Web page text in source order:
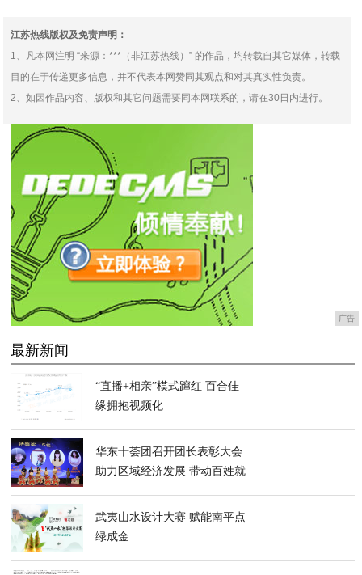
江苏热线版权及免责声明：
1、凡本网注明 “来源：***（非江苏热线）” 的作品，均转载自其它媒体，转载
目的在于传递更多信息，并不代表本网赞同其观点和对其真实性负责。
2、如因作品内容、版权和其它问题需要同本网联系的，请在30日内进行。
广告
最新新闻
“直播+相亲”模式蹿红 百合佳
缘拥抱视频化
华东十荟团召开团长表彰大会
助力区域经济发展 带动百姓就
武夷山水设计大赛 赋能南平点
绿成金